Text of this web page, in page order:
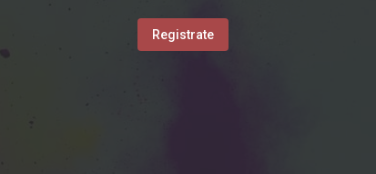
Registrate